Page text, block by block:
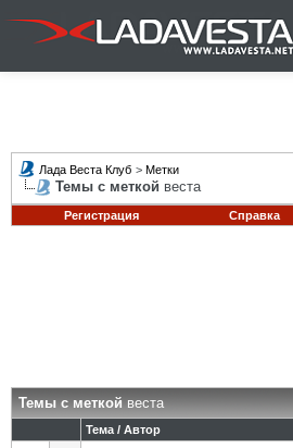
Лада Веста Клуб > Метки
Темы с меткой веста
Регистрация Справка
Темы с меткойвеста
Тема / Автор